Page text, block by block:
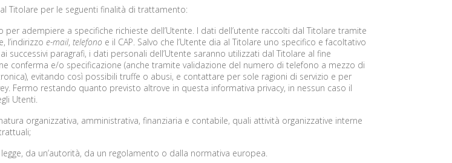
Titolare per le seguenti finalità di trattamento:
per adempiere a specifiche richieste dell’Utente. I dati dell’utente raccolti dal Titolare tramite
l’indirizzo e-mail, telefono e il CAP. Salvo che l’Utente dia al Titolare uno specifico e facoltativo
paragrafi, i dati personali dell’Utente saranno utilizzati dal Titolare al fine
conferma e/o specificazione (anche tramite validazione del numero di telefono a mezzo di
evitando così possibili truffe o abusi, e contattare per sole ragioni di servizio e per
Fermo restando quanto previsto altrove in questa informativa privacy, in nessun caso il
Utenti.
organizzativa, amministrativa, finanziaria e contabile, quali attività organizzative interne
da un’autorità, da un regolamento o dalla normativa europea.